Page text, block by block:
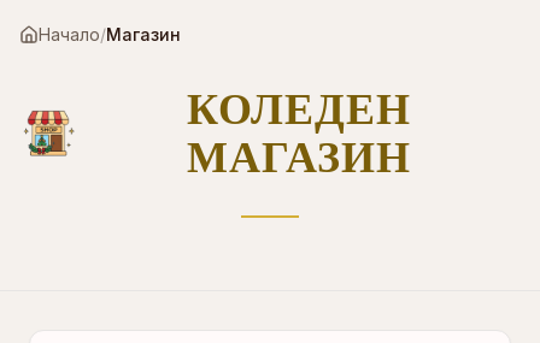
Начало/Магазин
КОЛЕДЕН
МАГАЗИН